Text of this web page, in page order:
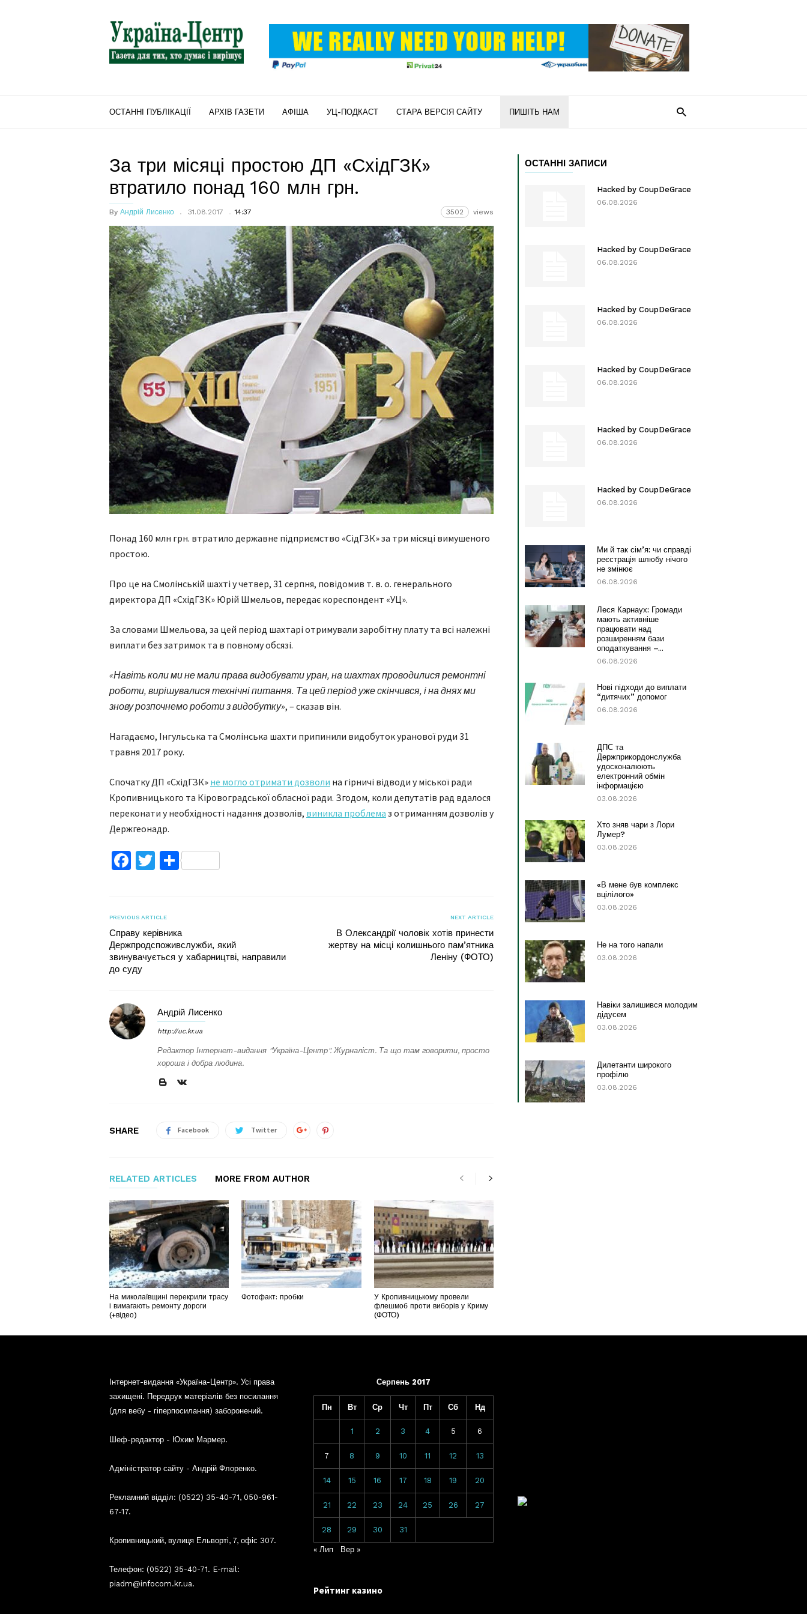
"Україна-
Центр"
ОСТАННІ ПУБЛІКАЦІЇ АРХІВ ГАЗЕТИ АФІША УЦ-ПОДКАСТ СТАРА ВЕРСІЯ САЙТУ ПИШІТЬ НАМ
За три місяці простою ДП «СхідГЗК»
втратило понад 160 млн грн.
By Андрій Лисенко 31.08.2017 14:37 3502 views
Понад 160 млн грн. втратило державне підприємство «СідГЗК» за три місяці вимушеного
простою.
Про це на Смолінській шахті у четвер, 31 серпня, повідомив т. в. о. генерального
директора ДП «СхідГЗК» Юрій Шмельов, передає кореспондент «УЦ».
За словами Шмельова, за цей період шахтарі отримували заробітну плату та всі належні
виплати без затримок та в повному обсязі.
«Навіть коли ми не мали права видобувати уран, на шахтах проводилися ремонтні
роботи, вирішувалися технічні питання. Та цей період уже скінчився, і на днях ми
знову розпочнемо роботи з видобутку», – сказав він.
Нагадаємо, Інгульська та Смолінська шахти припинили видобуток уранової руди 31
травня 2017 року.
Спочатку ДП «СхідГЗК» не могло отримати дозволи на гірничі відводи у міської ради
Кропивницького та Кіровоградської обласної ради. Згодом, коли депутатів рад вдалося
переконати у необхідності надання дозволів, виникла проблема з отриманням дозволів у
Держгеонадр.
Facebook
TwitterПоділитися
PREVIOUS ARTICLE
Справу керівника
Держпродспоживслужби, який
звинувачується у хабарництві, направили
до суду
NEXT ARTICLE
В Олександрії чоловік хотів принести
жертву на місці колишнього пам’ятника
Леніну (ФОТО)
Андрій Лисенко
http://uc.kr.ua
Редактор Інтернет-видання "Україна-Центр". Журналіст. Та що там говорити, просто
хороша і добра людина.
SHARE Facebook Twitter
RELATED ARTICLES MORE FROM AUTHOR
На миколаївщині перекрили трасу
і вимагають ремонту дороги
(+відео)
Фотофакт: пробки
У Кропивницькому провели
флешмоб проти виборів у Криму
(ФОТО)
ОСТАННІ ЗАПИСИ
Hacked by CoupDeGrace
06.08.2026
Hacked by CoupDeGrace
06.08.2026
Hacked by CoupDeGrace
06.08.2026
Hacked by CoupDeGrace
06.08.2026
Hacked by CoupDeGrace
06.08.2026
Hacked by CoupDeGrace
06.08.2026
Ми й так сім’я: чи справді
реєстрація шлюбу нічого
не змінює
06.08.2026
Леся Карнаух: Громади
мають активніше
працювати над
розширенням бази
оподаткування –...
06.08.2026
Нові підходи до виплати
“дитячих” допомог
06.08.2026
ДПС та
Держприкордонслужба
удосконалюють
електронний обмін
інформацією
03.08.2026
Хто зняв чари з Лори
Лумер?
03.08.2026
«В мене був комплекс
вцілілого»
03.08.2026
Не на того напали
03.08.2026
Навіки залишився молодим
дідусем
03.08.2026
Дилетанти широкого
профілю
03.08.2026
Інтернет-видання «Україна-Центр». Усі права
захищені. Передрук матеріалів без посилання
(для вебу - гіперпосилання) заборонений.
Шеф-редактор - Юхим Мармер.
Адміністратор сайту - Андрій Флоренко.
Рекламний відділ: (0522) 35-40-71, 050-961-
67-17.
Кропивницький, вулиця Ельворті, 7, офіс 307.
Телефон: (0522) 35-40-71. E-mail:
piadm@infocom.kr.ua.
Серпень 2017
Пн Вт Ср Чт Пт Сб Нд
1 2 3 4 5 6
7 8 9 10 11 12 13
14 15 16 17 18 19 20
21 22 23 24 25 26 27
28 29 30 31
« Лип Вер »
Рейтинг казино